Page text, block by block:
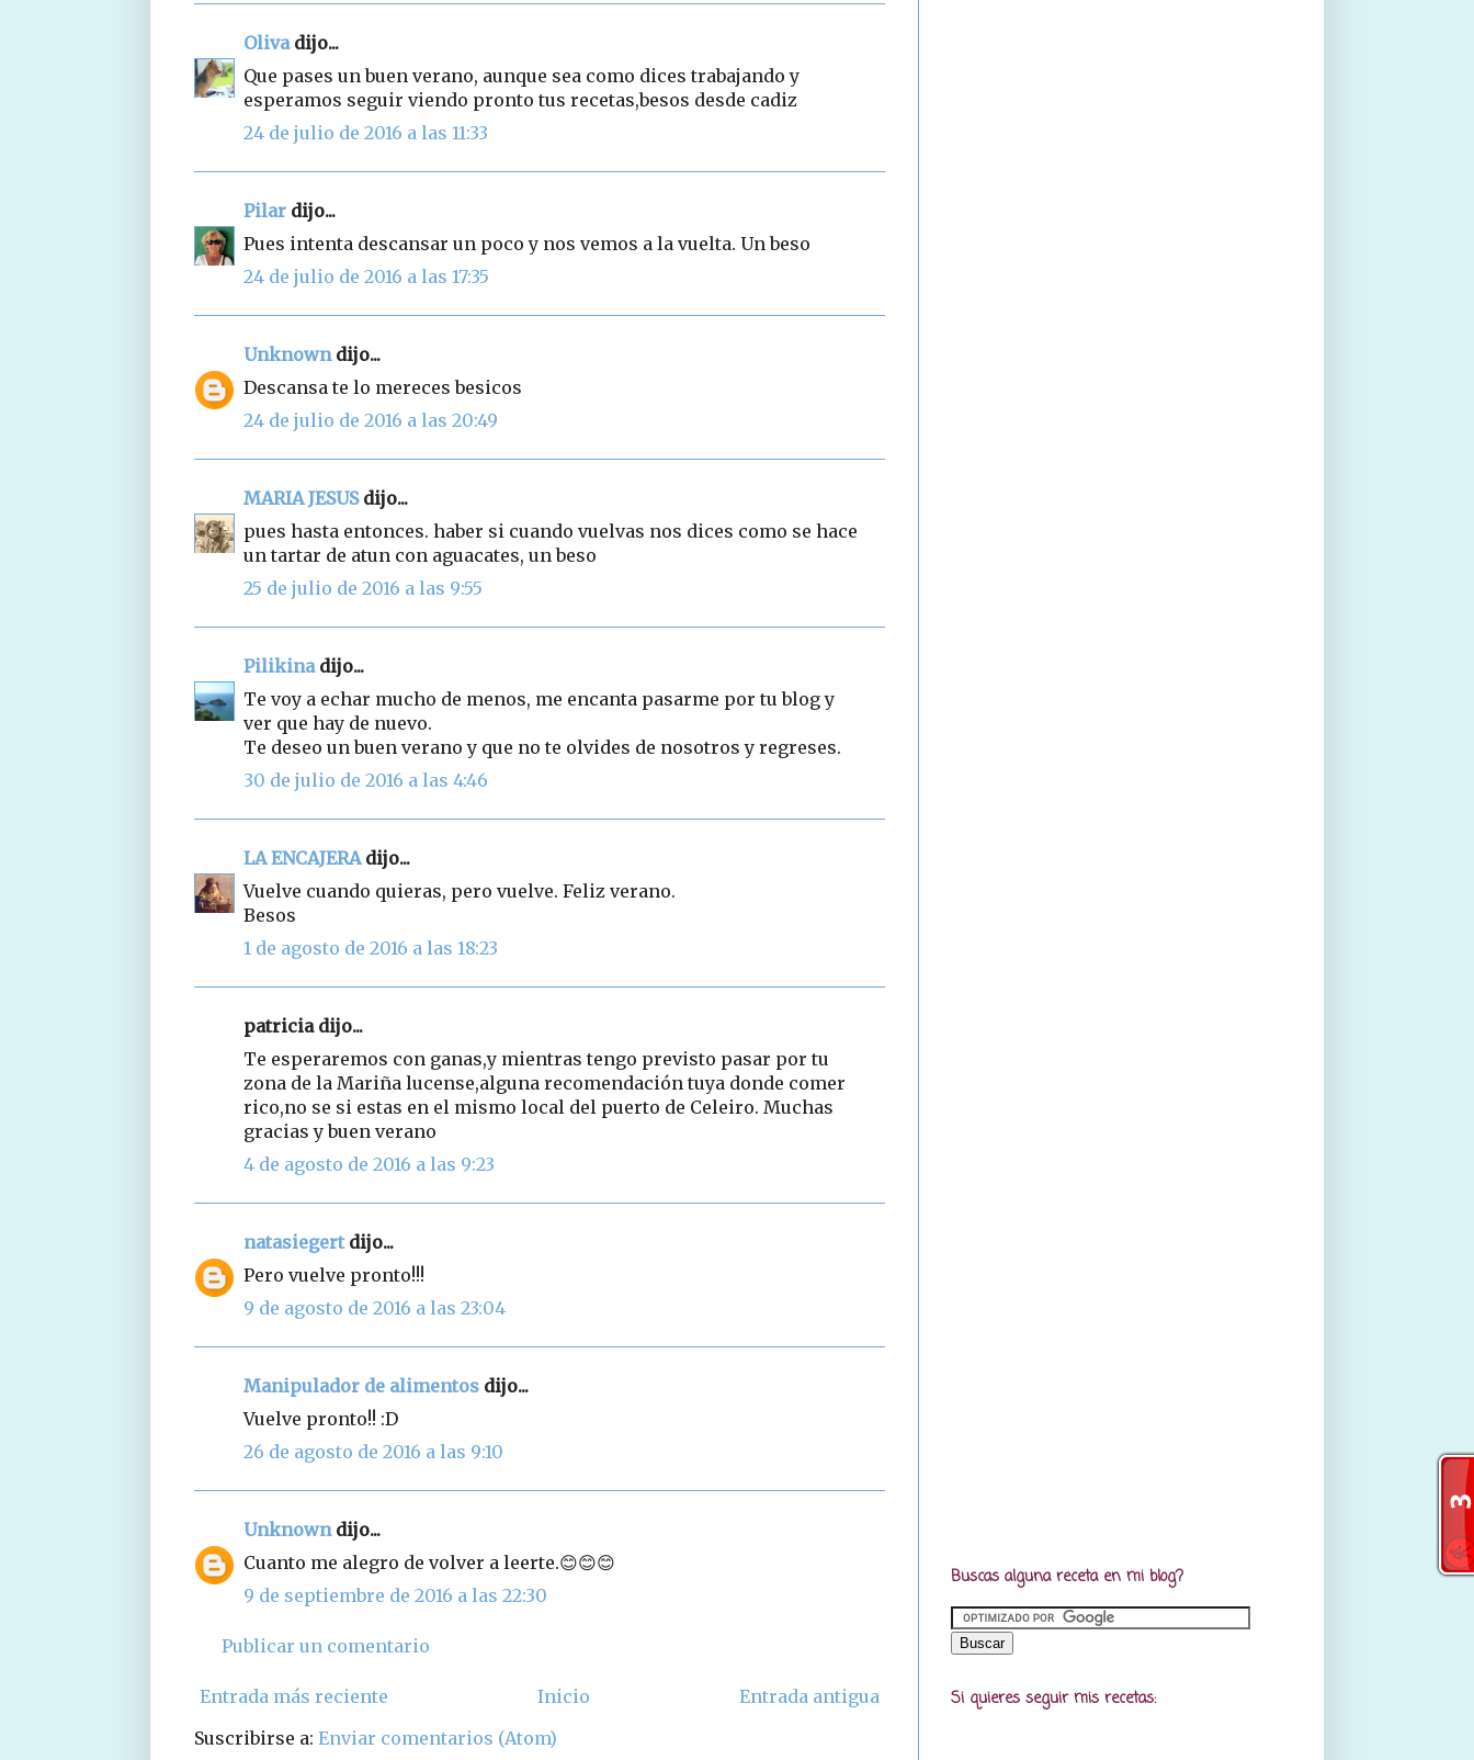
Olivadijo...
Que pases un buen verano, aunque sea como dices trabajando y
esperamos seguir viendo pronto tus recetas,besos desde cadiz
24 de julio de 2016 a las 11:33
Pilar dijo...
Pues intenta descansar un poco y nos vemos a la vuelta. Un beso
24 de julio de 2016 a las 17:35
Unknowndijo...
Descansa te lo mereces besicos
24 de julio de 2016 a las 20:49
MARIA JESUSdijo...
pues hasta entonces. haber si cuando vuelvas nos dices como se hace
un tartar de atun con aguacates, un beso
25 de julio de 2016 a las 9:55
Pilikinadijo...
Te voy a echar mucho de menos, me encanta pasarme por tu blog y
ver que hay de nuevo.
Te deseo un buen verano y que no te olvides de nosotros y regreses.
30 de julio de 2016 a las 4:46
LA ENCAJERAdijo...
Vuelve cuando quieras, pero vuelve. Feliz verano.
Besos
1 de agosto de 2016 a las 18:23
patricia dijo...
Te esperaremos con ganas,y mientras tengo previsto pasar por tu
zona de la Mariña lucense,alguna recomendación tuya donde comer
rico,no se si estas en el mismo local del puerto de Celeiro. Muchas
gracias y buen verano
4 de agosto de 2016 a las 9:23
natasiegertdijo...
Pero vuelve pronto!!!
9 de agosto de 2016 a las 23:04
Manipulador de alimentos dijo...
Vuelve pronto!! :D
26 de agosto de 2016 a las 9:10
Unknowndijo...
Cuanto me alegro de volver a leerte.😊😊😊
9 de septiembre de 2016 a las 22:30
Publicar un comentario
Entrada más reciente Entrada antigua
Inicio
Suscribirse a: Enviar comentarios (Atom)
Buscas alguna receta en mi blog?
Si quieres seguir mis recetas: